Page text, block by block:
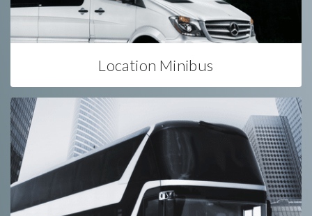
Location Minibus